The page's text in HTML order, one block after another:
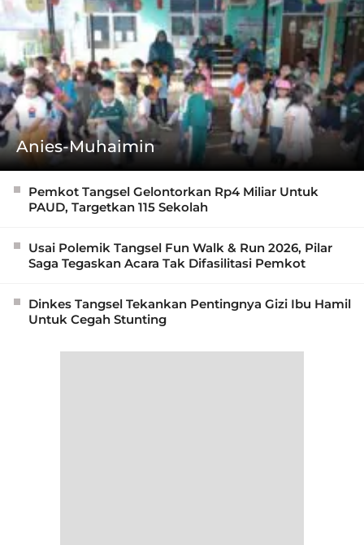
Anies-Muhaimin
Pemkot Tangsel Gelontorkan Rp4 Miliar Untuk
PAUD, Targetkan 115 Sekolah
Usai Polemik Tangsel Fun Walk & Run 2026, Pilar
Saga Tegaskan Acara Tak Difasilitasi Pemkot
Dinkes Tangsel Tekankan Pentingnya Gizi Ibu Hamil
Untuk Cegah Stunting